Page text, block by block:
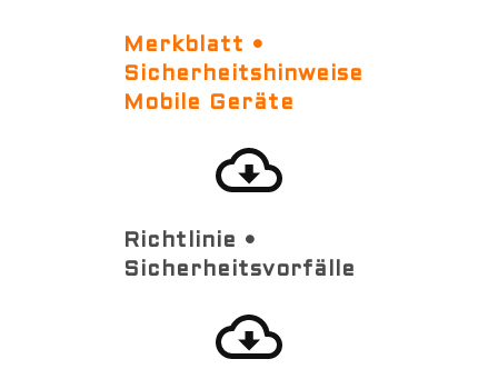
Merkblatt •
Sicherheitshinweise
Mobile Geräte
Richtlinie •
Sicherheitsvorfälle